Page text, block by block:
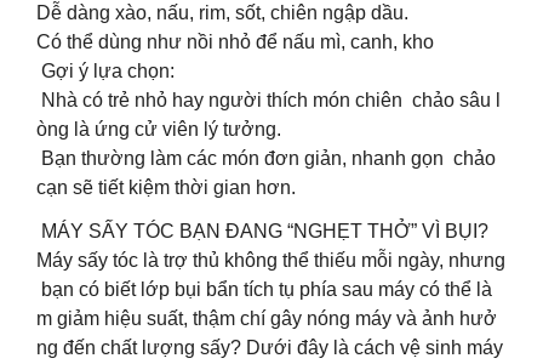
Dễ dàng xào, nấu, rim, sốt, chiên ngập dầu.
Có thể dùng như nồi nhỏ để nấu mì, canh, kho
Gợi ý lựa chọn:
Nhà có trẻ nhỏ hay người thích món chiên chảo sâu l
òng là ứng cử viên lý tưởng.
Bạn thường làm các món đơn giản, nhanh gọn chảo
cạn sẽ tiết kiệm thời gian hơn.
️ MÁY SẤY TÓC BẠN ĐANG “NGHẸT THỞ” VÌ BỤI?
Máy sấy tóc là trợ thủ không thể thiếu mỗi ngày, nhưng
bạn có biết lớp bụi bẩn tích tụ phía sau máy có thể là
m giảm hiệu suất, thậm chí gây nóng máy và ảnh hưở
ng đến chất lượng sấy? Dưới đây là cách vệ sinh máy